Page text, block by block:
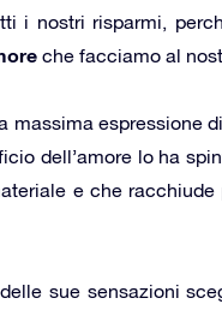
i nostri risparmi,
che facciamo al
massima espressione
dell’amore lo ha
e che
sue sensazioni